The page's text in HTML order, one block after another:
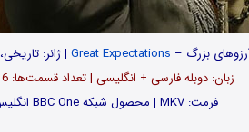
بزرگ – Great Expectations| ژانر: تاریخی،
زبان: دوبله فارسی + انگلیسی | تعداد قسمت‌‌‌‌ها: 6 | زیرنویس فارسی: دارد
فرمت: MKV | محصول شبکه BBC One انگلیس | امتیاز: 4.8 از 10